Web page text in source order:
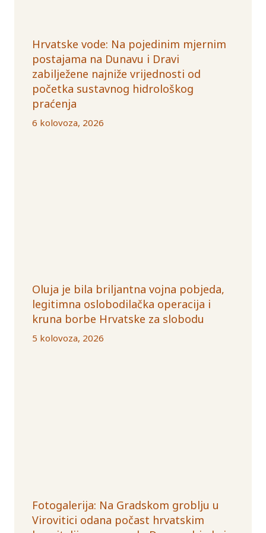
Hrvatske vode: Na pojedinim mjernim
postajama na Dunavu i Dravi
zabilježene najniže vrijednosti od
početka sustavnog hidrološkog
praćenja
6 kolovoza, 2026
Oluja je bila briljantna vojna pobjeda,
legitimna oslobodilačka operacija i
kruna borbe Hrvatske za slobodu
5 kolovoza, 2026
Fotogalerija: Na Gradskom groblju u
Virovitici odana počast hrvatskim